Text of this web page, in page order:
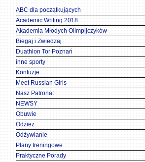
ABC dla początkujących
Academic Writing 2018
Akademia Młodych Olimpijczyków
Biegaj i Zwiedzaj
Duathlon Tor Poznań
inne sporty
Kontuzje
Meet Russian Girls
Nasz Patronat
NEWSY
Obuwie
Odzież
Odżywianie
Plany treningowe
Praktyczne Porady